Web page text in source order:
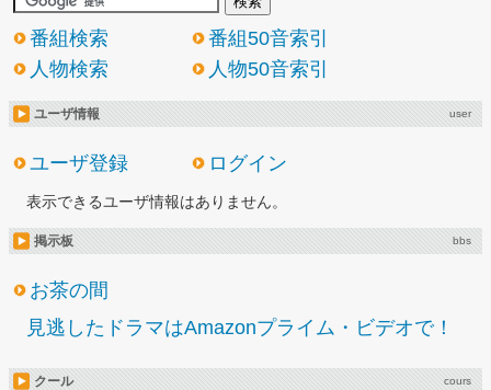
番組検索
番組50音索引
人物検索
人物50音索引
ユーザ情報 user
ユーザ登録 ログイン
表示できるユーザ情報はありません。
掲示板 bbs
お茶の間
見逃したドラマはAmazonプライム・ビデオで！
クール cours